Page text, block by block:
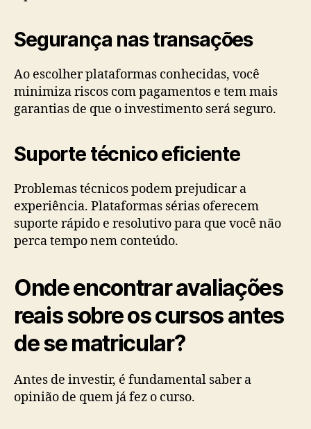
Segurança nas transações
Ao escolher plataformas conhecidas, você
minimiza riscos com pagamentos e tem mais
garantias de que o investimento será seguro.
Suporte técnico eficiente
Problemas técnicos podem prejudicar a
experiência. Plataformas sérias oferecem
suporte rápido e resolutivo para que você não
perca tempo nem conteúdo.
Onde encontrar avaliações
reais sobre os cursos antes
de se matricular?
Antes de investir, é fundamental saber a
opinião de quem já fez o curso.